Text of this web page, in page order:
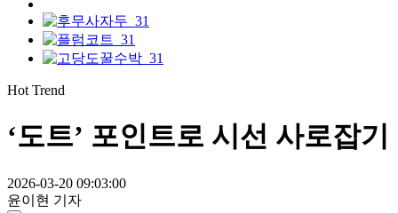
Hot Trend
‘도트’ 포인트로 시선 사로잡기
2026-03-20 09:03:00
윤이현 기자